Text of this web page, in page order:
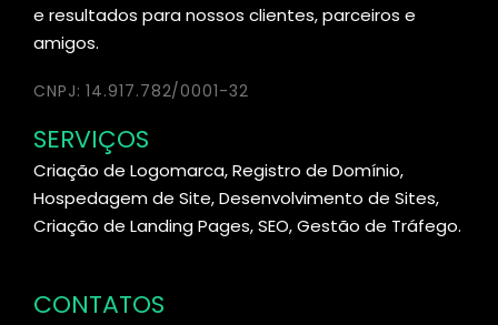
e resultados para nossos clientes, parceiros e
amigos.
CNPJ: 14.917.782/0001-32
SERVIÇOS
Criação de Logomarca, Registro de Domínio,
Hospedagem de Site, Desenvolvimento de Sites,
Criação de Landing Pages, SEO, Gestão de Tráfego.
CONTATOS